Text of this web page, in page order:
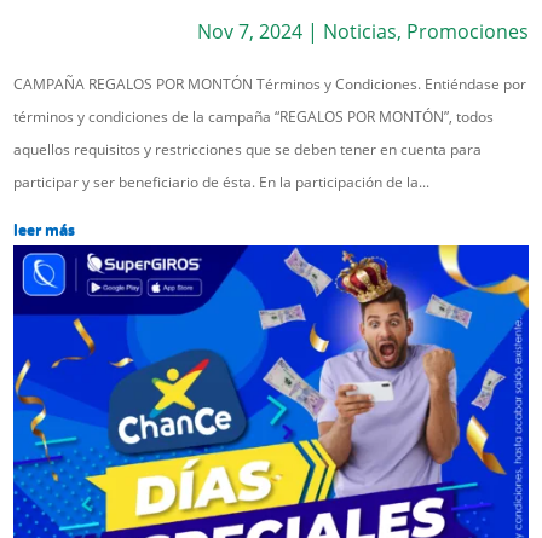
Nov 7, 2024| Noticias, Promociones
CAMPAÑA REGALOS POR MONTÓN Términos y Condiciones. Entiéndase por
términos y condiciones de la campaña “REGALOS POR MONTÓN”, todos
aquellos requisitos y restricciones que se deben tener en cuenta para
participar y ser beneficiario de ésta. En la participación de la...
leer más